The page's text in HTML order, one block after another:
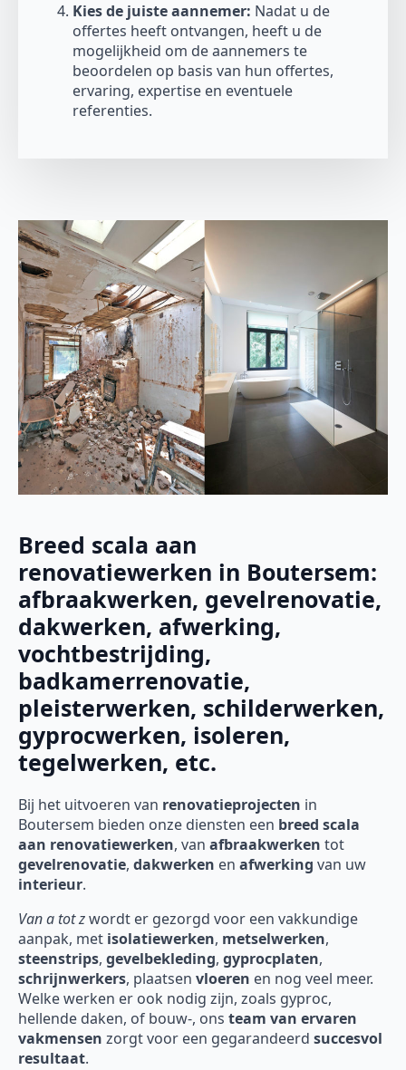
Kies de juiste aannemer: Nadat u de
offertes heeft ontvangen, heeft u de
mogelijkheid om de aannemers te
beoordelen op basis van hun offertes,
ervaring, expertise en eventuele
referenties.
Breed scala aan
renovatiewerken in Boutersem:
afbraakwerken, gevelrenovatie,
dakwerken, afwerking,
vochtbestrijding,
badkamerrenovatie,
pleisterwerken, schilderwerken,
gyprocwerken, isoleren,
tegelwerken, etc.
Bij het uitvoeren van renovatieprojecten in
Boutersem bieden onze diensten een breed scala
aan renovatiewerken, van afbraakwerken tot
gevelrenovatie, dakwerken en afwerking van uw
interieur.
Van a tot zwordt er gezorgd voor een vakkundige
aanpak, met isolatiewerken, metselwerken,
steenstrips, gevelbekleding, gyprocplaten,
schrijnwerkers, plaatsen vloeren en nog veel meer.
Welke werken er ook nodig zijn, zoals gyproc,
hellende daken, of bouw-, ons team van ervaren
vakmensen zorgt voor een gegarandeerd succesvol
resultaat.